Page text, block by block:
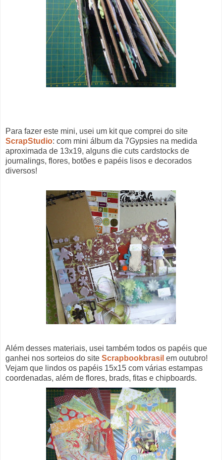
Para fazer este mini, usei um kit que comprei do site
ScrapStudio: com mini álbum da 7Gypsies na medida
aproximada de 13x19, alguns die cuts cardstocks de
journalings, flores, botões e papéis lisos e decorados
diversos!
Além desses materiais, usei também todos os papéis que
ganhei nos sorteios do site Scrapbookbrasil em outubro!
Vejam que lindos os papéis 15x15 com várias estampas
coordenadas, além de flores, brads, fitas e chipboards.